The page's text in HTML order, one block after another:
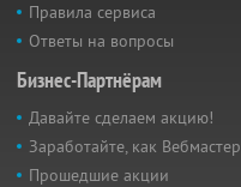
Правила сервиса
Ответы на вопросы
Бизнес-Партнёрам
Давайте сделаем акцию!
Заработайте, как Вебмастер
Прошедшие акции